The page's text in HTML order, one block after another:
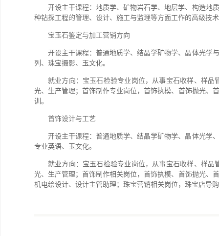
开设主干课程：地质学、矿物岩石学、地层学、构造地
种钻探工程的管理、设计、施工与监理等方面工作的高级技
宝玉石鉴定与加工营销方向
开设主干课程：普通地质学、结晶学矿物学、晶体光学
列、珠宝摄影、玉文化。
就业方向：宝玉石检验专业岗位，从事宝石收样、样
光、生产管理；首饰制作专业岗位，首饰执模、首饰抛光、
训。
首饰设计与工艺
开设主干课程：普通地质学、结晶学矿物学、晶体光学
专业英语、玉文化。
就业方向：宝玉石检验专业岗位，从事宝石收样、样
光、生产管理；首饰制作相关岗位，首饰执模、首饰抛光、
机电绘设计、设计主管助理；珠宝营销相关岗位，珠宝店导